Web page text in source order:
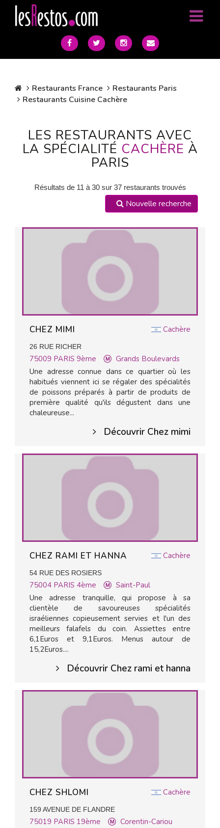
Restaurants France
Restaurants Paris
Restaurants Cuisine Cachère
LES RESTAURANTS AVEC
LA SPÉCIALITÉ CACHÈRE À
PARIS
Résultats de 11 à 30 sur 37 restaurants trouvés
Nouvelle recherche
Cachère
CHEZ MIMI
26 RUE RICHER
75009 PARIS 9ème
Grands Boulevards
Une adresse connue dans ce quartier où les
habitués viennent ici se régaler des spécialités
de poissons préparés à partir de produits de
première qualité qu'ils dégustent dans une
chaleureuse...
Découvrir Chez mimi
Cachère
CHEZ RAMI ET HANNA
54 RUE DES ROSIERS
75004 PARIS 4ème
Saint-Paul
Une adresse tranquille, qui propose à sa
clientèle de savoureuses spécialités
israéliennes copieusement servies et l'un des
meilleurs falafels du coin. Assiettes entre
6,1Euros et 9,1Euros. Menus autour de
15,2Euros....
Découvrir Chez rami et hanna
Cachère
CHEZ SHLOMI
159 AVENUE DE FLANDRE
75019 PARIS 19ème
Corentin-Cariou